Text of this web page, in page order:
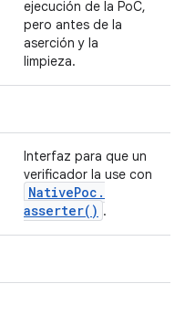
ejecución de la PoC,
pero antes de la
aserción y la
limpieza.
Interfaz para que un
verificador la use con
NativePoc .
asserter( ) .